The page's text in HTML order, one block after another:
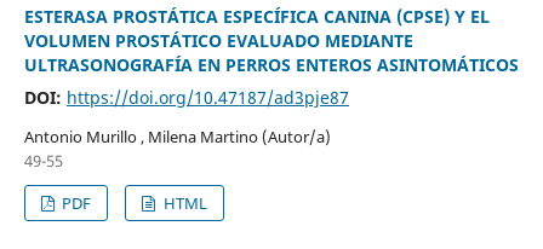
ESTERASA PROSTÁTICA ESPECÍFICA CANINA (CPSE) Y EL
VOLUMEN PROSTÁTICO EVALUADO MEDIANTE
ULTRASONOGRAFÍA EN PERROS ENTEROS ASINTOMÁTICOS
DOI: https://doi.org/10.47187/ad3pje87
Antonio Murillo , Milena Martino (Autor/a)
49-55
PDF
HTML